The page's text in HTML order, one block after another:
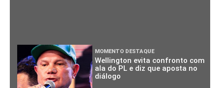
MOMENTO DESTAQUE
Wellington evita confronto com
ala do PL e diz que aposta no
diálogo